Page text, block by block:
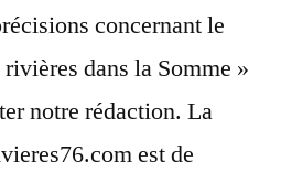
concernant le
dans la Somme »
notre rédaction. La
est de